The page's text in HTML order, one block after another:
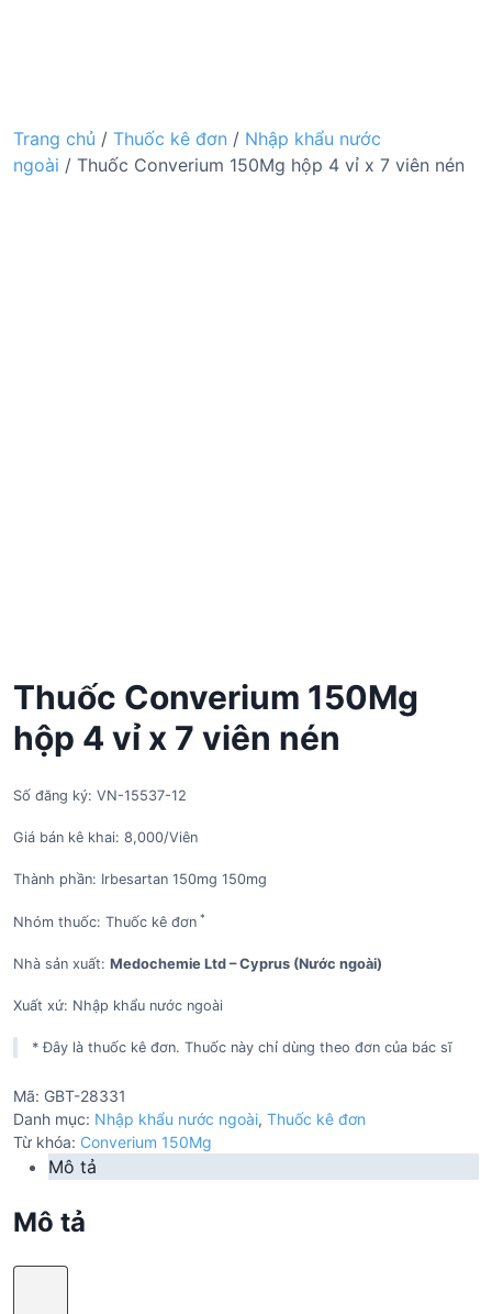
Trang chủ / Thuốc kê đơn / Nhập khẩu nước
ngoài / Thuốc Converium 150Mg hộp 4 vỉ x 7 viên nén
Thuốc Converium 150Mg
hộp 4 vỉ x 7 viên nén
Số đăng ký: VN-15537-12
Giá bán kê khai: 8,000/Viên
Thành phần: Irbesartan 150mg 150mg
Nhóm thuốc: Thuốc kê đơn *
Nhà sản xuất: Medochemie Ltd – Cyprus (Nước ngoài)
Xuất xứ: Nhập khẩu nước ngoài
* Đây là thuốc kê đơn. Thuốc này chỉ dùng theo đơn của bác sĩ
Mã: GBT-28331
Danh mục: Nhập khẩu nước ngoài, Thuốc kê đơn
Từ khóa: Converium 150Mg
Mô tả
Mô tả